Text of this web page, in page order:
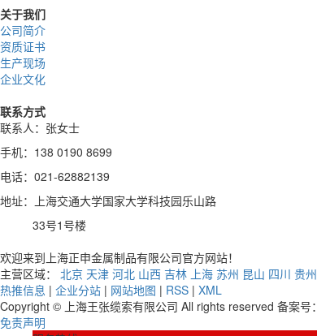
关于我们
公司简介
资质证书
生产现场
企业文化
联系方式
联系人：张女士
手机：138 0190 8699
电话：021-62882139
地址：上海交通大学国家大学科技园乐山路
33号1号楼
欢迎来到上海正申金属制品有限公司官方网站！
主营区域： 北京 天津 河北 山西 吉林 上海 苏州 昆山 四川 贵州
热推信息 | 企业分站 | 网站地图 | RSS | XML
Copyright © 上海王张缆索有限公司 All rights reserved 备案号：
免责声明